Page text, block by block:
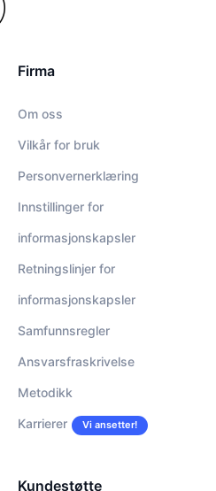
Firma
Om oss
Vilkår for bruk
Personvernerklæring
Innstillinger for
informasjonskapsler
Retningslinjer for
informasjonskapsler
Samfunnsregler
Ansvarsfraskrivelse
Metodikk
Karrierer Vi ansetter!
Kundestøtte